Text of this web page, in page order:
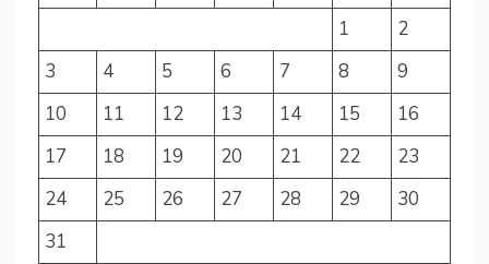
1
2
3
4 5 6 7 8
9
10
11 12 13 14 15
16
17
18 19 20 21 22
23
24
25 26 27 28 29
30
31